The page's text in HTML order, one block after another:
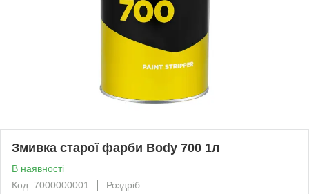
Змивка старої фарби Body 700 1л
В наявності
Код: 7000000001
Роздріб